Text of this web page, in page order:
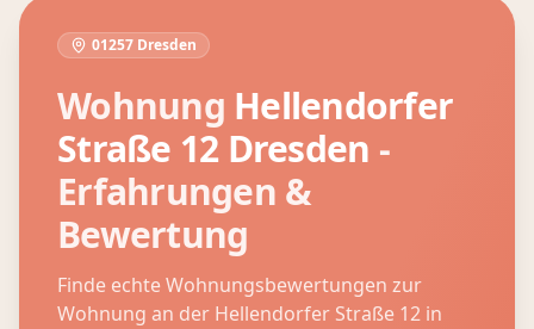
01257 Dresden
Wohnung Hellendorfer
Straße 12 Dresden -
Erfahrungen &
Bewertung
Finde echte Wohnungsbewertungen zur
Wohnung an der Hellendorfer Straße 12 in